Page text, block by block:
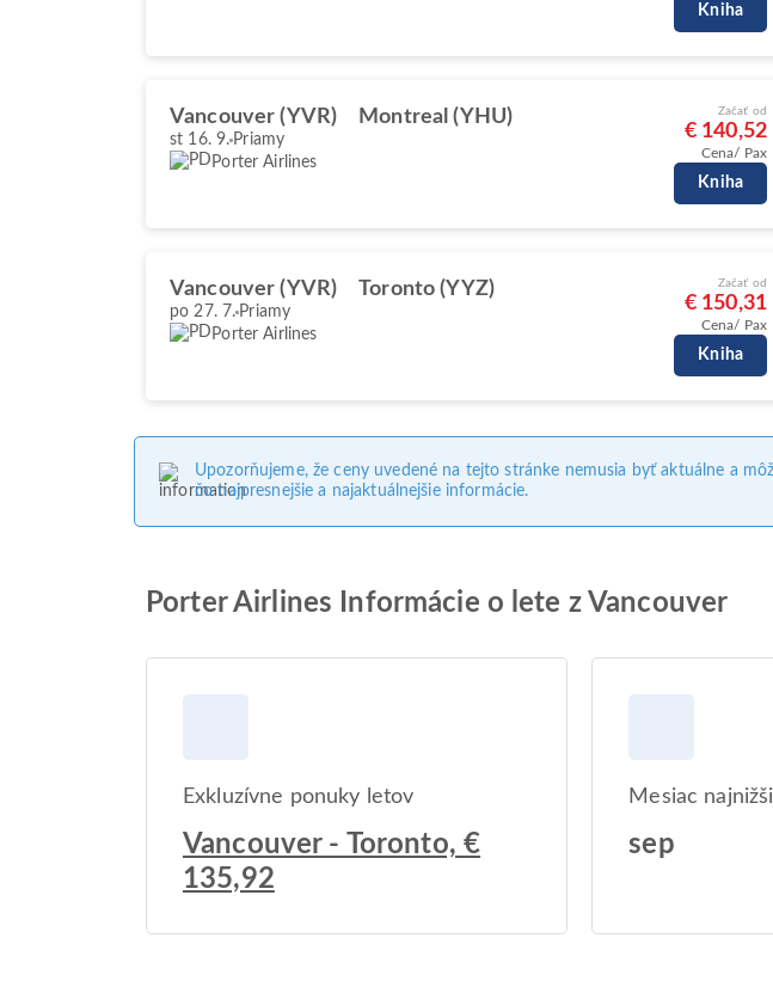
Kniha
Vancouver (YVR) Montreal (YHU)
st 16. 9. Priamy
Porter Airlines
Začať od
€ 140,52
Cena/ Pax
Kniha
Vancouver (YVR) Toronto (YYZ)
po 27. 7. Priamy
Porter Airlines
Začať od
€ 150,31
Cena/ Pax
Kniha
Upozorňujeme, že ceny uvedené na tejto stránke nemusia byť aktuálne a
čo najpresnejšie a najaktuálnejšie informácie.
Porter Airlines Informácie o lete z Vancouver
Exkluzívne ponuky letov
Vancouver - Toronto, €
135,92
Mesiac
sep